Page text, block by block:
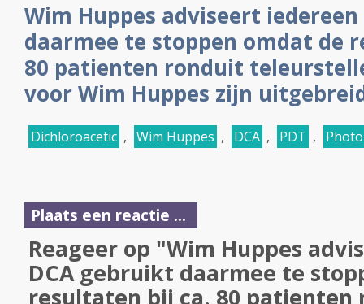
Wim Huppes adviseert
daarmee te stoppen omdat de
80 patienten ronduit
voor Wim Huppes zijn
Dichloroacetic , Wim Huppes , DCA , PDT ,
Plaats een reactie ...
Reageer op "Wim Huppes
DCA gebruikt daarmee te
resultaten bij ca. 80 patienten